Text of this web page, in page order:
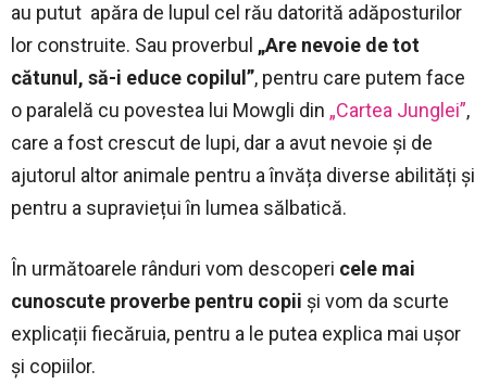
au putut apăra de lupul cel rău datorită adăposturilor
lor construite. Sau proverbul „Are nevoie de tot
cătunul, să-i educe copilul”, pentru care putem face
o paralelă cu povestea lui Mowgli din „Cartea Junglei”,
care a fost crescut de lupi, dar a avut nevoie și de
ajutorul altor animale pentru a învăța diverse abilități și
pentru a supraviețui în lumea sălbatică.
În următoarele rânduri vom descoperi cele mai
cunoscute proverbe pentru copii și vom da scurte
explicații fiecăruia, pentru a le putea explica mai ușor
și copiilor.